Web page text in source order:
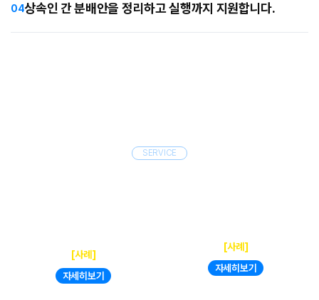
04상속인 간 분배안을 정리하고 실행까지 지원합니다.
SERVICE
[사례]
자세히보기
[사례]
자세히보기